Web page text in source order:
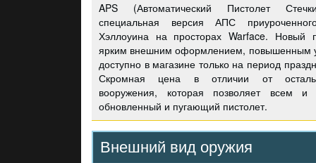
APS (Автоматический Пистолет
специальная версия АПС
Хэллоуина на просторах Warface. Новый
ярким внешним оформлением, повышенным
доступно в магазине только на период
Скромная цена в отличии от
вооружения, которая позволяет всем и
обновленный и пугающий пистолет.
Внешний вид оружия